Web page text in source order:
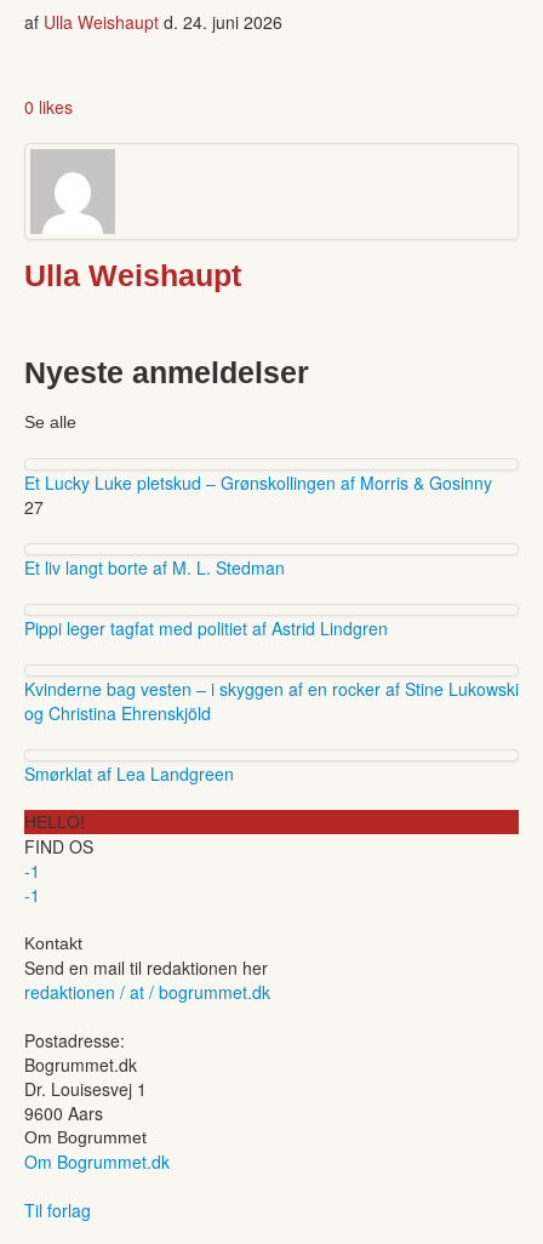
af Ulla Weishaupt d. 24. juni 2026
0 likes
Ulla Weishaupt
Nyeste anmeldelser
Se alle
Et Lucky Luke pletskud – Grønskollingen af Morris & Gosinny
27
Et liv langt borte af M. L. Stedman
Pippi leger tagfat med politiet af Astrid Lindgren
Kvinderne bag vesten – i skyggen af en rocker af Stine Lukowski
og Christina Ehrenskjöld
Smørklat af Lea Landgreen
HELLO!
FIND OS
-1
-1
Kontakt
Send en mail til redaktionen her
redaktionen / at / bogrummet.dk
Postadresse:
Bogrummet.dk
Dr. Louisesvej 1
9600 Aars
Om Bogrummet
Om Bogrummet.dk
Til forlag